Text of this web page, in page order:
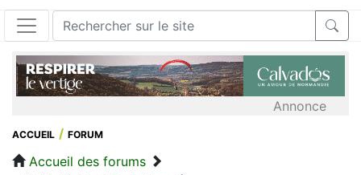
Annonce
ACCUEIL FORUM
Accueil des forums